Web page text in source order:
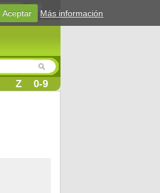
Login
Z 0-9
Aceptar Más información